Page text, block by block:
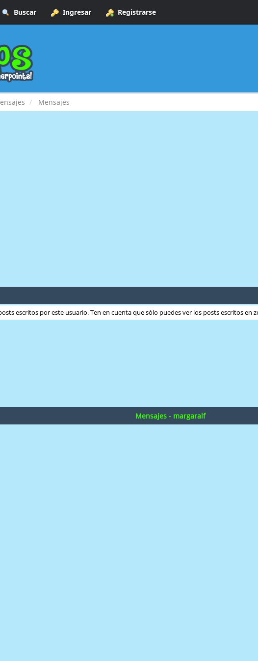
Buscar Ingresar Registrarse
Mensajes
escritos por este usuario. Ten en cuenta que sólo puedes ver los posts escritos en
Mensajes - margaralf